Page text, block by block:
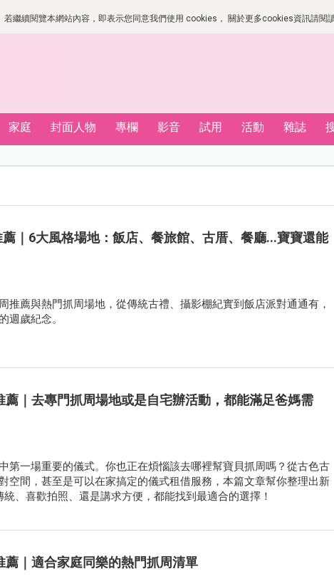
繼續閱覽本網站內容，即表示您同意我們使用 cookies， 關於更多cookies資訊請閱
家庭 封面人物 專欄 影音 試用 活動 雜誌
｜6大風格場地：飯店、餐旅館、古厝、餐廳...寶寶還能
推薦與熱門抓周場地，從傳統古禮、攝影棚紀實到飯店派對通通有，
週歲紀念。
薦｜去專門抓周場地或是自宅辦活動，都能滿足爸媽需
第一場重要的儀式。你也正在煩惱該去哪裡幫寶貝抓周嗎？從古色古
空間，甚至是可以在家搞定的儀式租借服務，本篇文章幫你整理出新
、喜歡拍照、還是講求方便，都能找到最適合的選擇！
薦｜適合家庭同樂的熱門抓周清單